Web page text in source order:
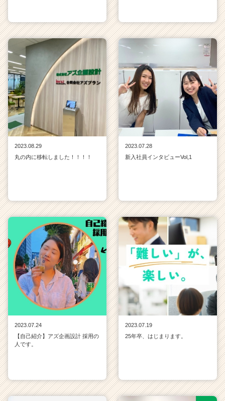
2023.08.29
丸の内に移転しました！！！！
2023.07.28
新入社員インタビューVol,1
2023.07.24
【自己紹介】アズ企画設計 採用の
人です。
2023.07.19
25年卒、はじまります。